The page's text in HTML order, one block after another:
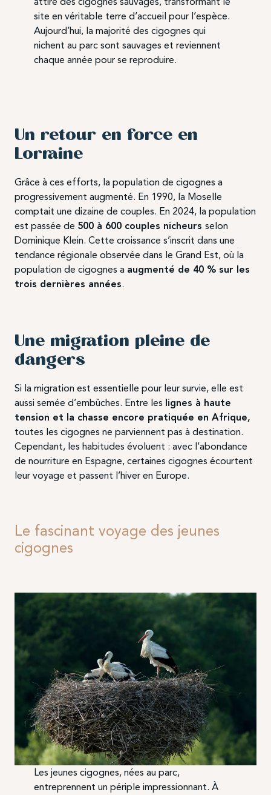
site en véritable terre d’accueil pour l’espèce.
Aujourd’hui, la majorité des cigognes qui
nichent au parc sont sauvages et reviennent
chaque année pour se reproduire.
Un retour en force en
Lorraine
Grâce à ces efforts, la population de cigognes a
progressivement augmenté. En 1990, la Moselle
comptait une dizaine de couples. En 2024, la population
est passée de 500 à 600 couples nicheurs selon
Dominique Klein. Cette croissance s’inscrit dans une
tendance régionale observée dans le Grand Est, où la
population de cigognes a augmenté de 40 % sur les
trois dernières années.
Une migration pleine de
dangers
Si la migration est essentielle pour leur survie, elle est
aussi semée d’embûches. Entre les lignes à haute
tension et la chasse encore pratiquée en Afrique,
toutes les cigognes ne parviennent pas à destination.
Cependant, les habitudes évoluent : avec l’abondance
de nourriture en Espagne, certaines cigognes écourtent
leur voyage et passent l’hiver en Europe.
Le fascinant voyage des jeunes
cigognes
Les jeunes cigognes, nées au parc,
entreprennent un périple impressionnant. À